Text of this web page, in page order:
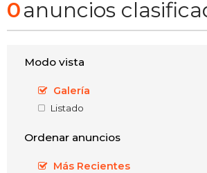
0anuncios
Modo vista
Galería
Listado
Ordenar anuncios
Más Recientes